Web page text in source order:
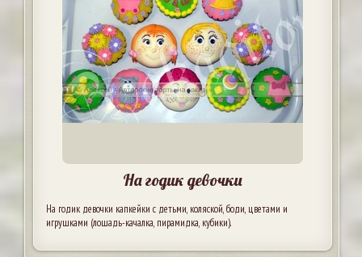
На годик девочки
На годик девочки капкейки с детьми, коляской, боди, цветами и
игрушками (лошадь-качалка, пирамидка, кубики).